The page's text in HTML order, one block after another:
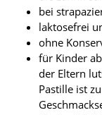
bei
laktosefrei
ohne
für Kinder
der Eltern
Pastille ist